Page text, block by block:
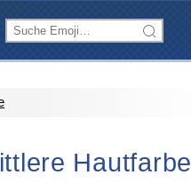
Hautfarbe